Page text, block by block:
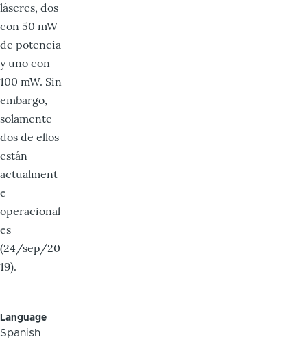
láseres, dos
con 50 mW
de potencia
y uno con
100 mW. Sin
embargo,
solamente
dos de ellos
están
actualment
e
operacional
es
(24/sep/20
19).
Language
Spanish